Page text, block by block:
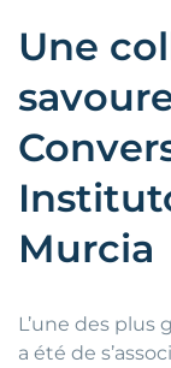
Une
Murcia
L’une des plus
a été de